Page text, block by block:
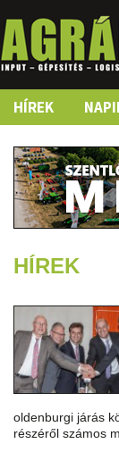
Skip
content
HÍREK
HÍREK
oldenburgi járás
részéről számos